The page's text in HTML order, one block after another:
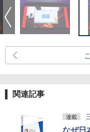
関連記事
連載
なぜ日